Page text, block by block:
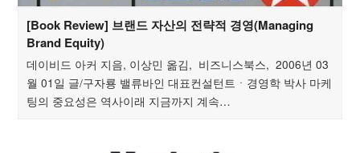
[Book Review] 브랜드 자산의 전략적 경영(Managing
Brand Equity)
데이비드 아커 지음, 이상민 옮김, 비즈니스북스, 2006년 03
월 01일 글/구자룡 밸류바인 대표컨설턴트ㆍ경영학 박사 마케
팅의 중요성은 역사이래 지금까지 계속…